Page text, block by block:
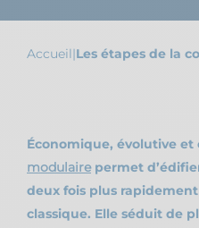
Accueil|Les étapes de la
Économique, évolutive et
modulairepermet
deux fois plus
classique. Elle séduit de